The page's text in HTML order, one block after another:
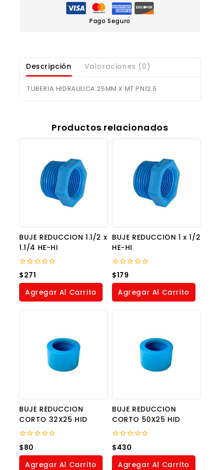
Pago Seguro
Descripción Valoraciones (0)
TUBERIA HIDRAULICA 25MM X MT PN12.5
Productos relacionados
BUJE REDUCCION 1.1/2 x
1.1/4 HE-HI
0
out
of
$271
Agregar Al Carrito
BUJE REDUCCION 1 x 1/2
HE-HI
0
out
of
$179
Agregar Al Carrito
BUJE REDUCCION
CORTO 32X25 HID
0
out
of
$80
Agregar Al Carrito
BUJE REDUCCION
CORTO 50X25 HID
0
out
of
$430
Agregar Al Carrito